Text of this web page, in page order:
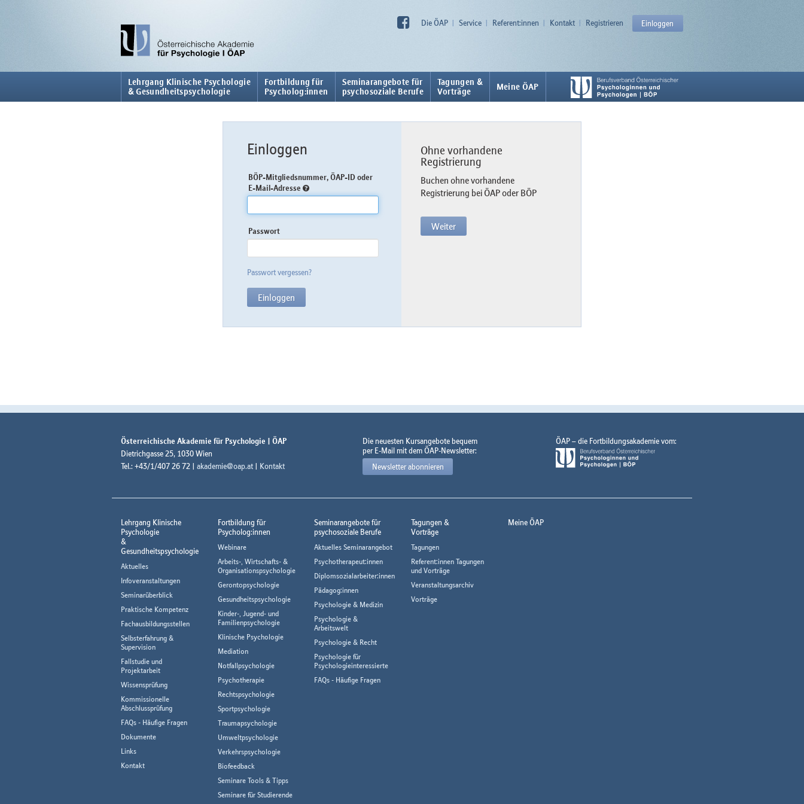
Die ÖAP Service Referent:innen Kontakt Registrieren Einloggen
Lehrgang Klinische Psychologie
& Gesundheitspsychologie
Fortbildung für
Psycholog:innen
Seminarangebote für
psychosoziale Berufe
Tagungen &
Vorträge
Meine ÖAP
Einloggen
BÖP-Mitgliedsnummer, ÖAP-ID oder
E-Mail-Adresse
Passwort
Passwort vergessen?
Ohne vorhandene
Registrierung
Buchen ohne vorhandene
Registrierung bei ÖAP oder BÖP
Weiter
Österreichische Akademie für Psychologie | ÖAP
Dietrichgasse 25, 1030 Wien
Tel.: +43/1/407 26 72 | akademie@oap.at | Kontakt
Die neuesten Kursangebote bequem
per E-Mail mit dem ÖAP-Newsletter:
Newsletter abonnieren
ÖAP – die Fortbildungsakademie vom:
Lehrgang Klinische
Psychologie
&
Gesundheitspsychologie
Aktuelles
Infoveranstaltungen
Seminarüberblick
Praktische Kompetenz
Fachausbildungsstellen
Selbsterfahrung &
Supervision
Fallstudie und
Projektarbeit
Wissensprüfung
Kommissionelle
Abschlussprüfung
FAQs - Häufige Fragen
Dokumente
Links
Kontakt
Fortbildung für
Psycholog:innen
Webinare
Arbeits-, Wirtschafts- &
Organisationspsychologie
Gerontopsychologie
Gesundheitspsychologie
Kinder-, Jugend- und
Familienpsychologie
Klinische Psychologie
Mediation
Notfallpsychologie
Psychotherapie
Rechtspsychologie
Sportpsychologie
Traumapsychologie
Umweltpsychologie
Verkehrspsychologie
Biofeedback
Seminare Tools & Tipps
Seminare für Studierende
Seminarangebote für
psychosoziale Berufe
Aktuelles Seminarangebot
Psychotherapeut:innen
Diplomsozialarbeiter:innen
Pädagog:innen
Psychologie & Medizin
Psychologie &
Arbeitswelt
Psychologie & Recht
Psychologie für
Psychologieinteressierte
FAQs - Häufige Fragen
Tagungen &
Vorträge
Tagungen
Referent:innen Tagungen
und Vorträge
Veranstaltungsarchiv
Vorträge
Meine ÖAP